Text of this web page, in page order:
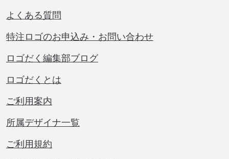
よくある質問
特注ロゴのお申込み・お問い合わせ
ロゴだく編集部ブログ
ロゴだくとは
ご利用案内
所属デザイナ一覧
ご利用規約